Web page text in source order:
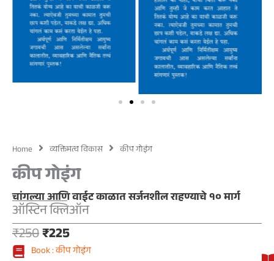
Home व्यक्तिमत्व विकास कीप गोइंग
कीप गोइंग
चांगल्या आणि वाईट काळात सर्जनशील राहण्याचे १० मार्ग
ऑस्टिन क्लिऑन
₹250Original
price
₹225Current
price
Book : कीप गोइंग